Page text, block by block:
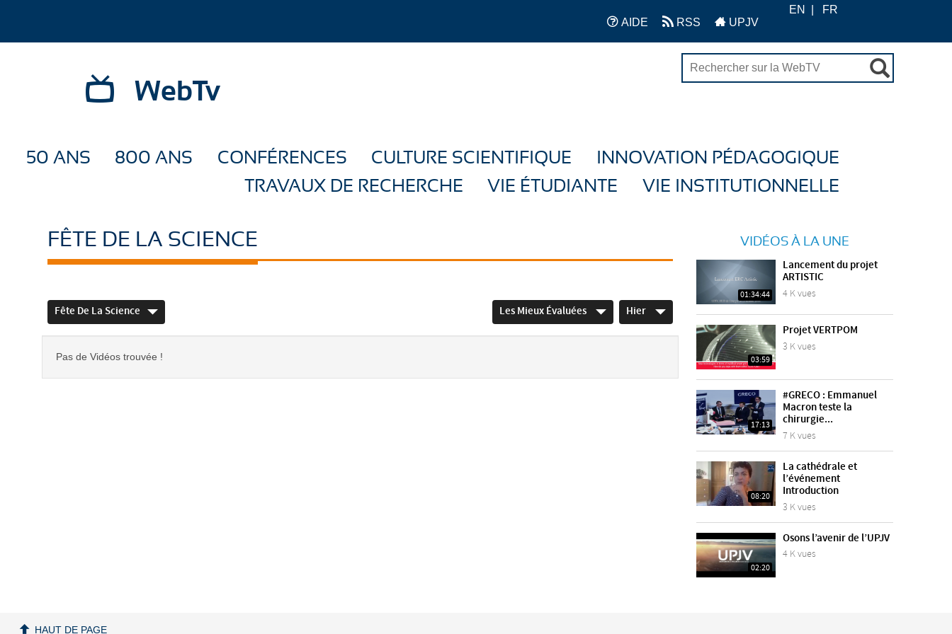
AIDE RSS UPJV
EN FR
WebTv
50 ANS 800 ANS CONFÉRENCES CULTURE SCIENTIFIQUE
INNOVATION PÉDAGOGIQUE
TRAVAUX DE RECHERCHE
VIE ÉTUDIANTE VIE INSTITUTIONNELLE
FÊTE DE LA SCIENCE
Fête De La Science Les Mieux Évaluées Hier
Pas de Vidéos trouvée !
VIDÉOS À LA UNE
01:34:44
Lancement du projet
ARTISTIC
4 K vues
03:59
Projet VERTPOM
3 K vues
17:13
#GRECO : Emmanuel
Macron teste la
chirurgie...
7 K vues
08:20
La cathédrale et
l’événement
Introduction
3 K vues
02:20
Osons l’avenir de l’UPJV
4 K vues
HAUT DE PAGE